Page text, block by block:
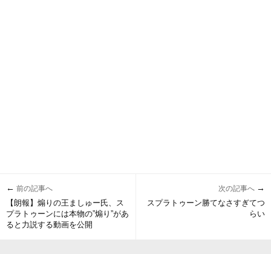
← 前の記事へ
【朗報】煽りの王ましゅー氏、ス
プラトゥーンには本物の”煽り”があ
ると力説する動画を公開
次の記事へ →
スプラトゥーン勝てなさすぎてつ
らい